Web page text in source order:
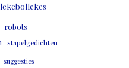
robots
stapelgedichten
suggesties